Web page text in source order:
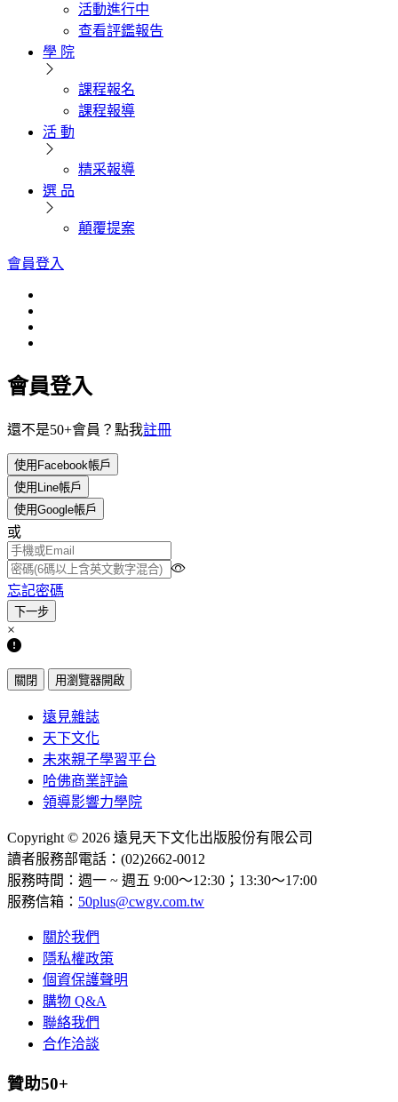
活動進行中
查看評鑑報告
學 院
課程報名
課程報導
活 動
精采報導
選 品
顛覆提案
會員登入
會員登入
還不是50+會員？點我註冊
使用Facebook帳戶
使用Line帳戶
使用Google帳戶
或
忘記密碼
×
關閉 用瀏覽器開啟
遠見雜誌
天下文化
未來親子學習平台
哈佛商業評論
領導影響力學院
Copyright © 2026 遠見天下文化出版股份有限公司
讀者服務部電話：(02)2662-0012
服務時間：週一 ~ 週五 9:00～12:30；13:30～17:00
服務信箱： 50plus@cwgv.com.tw
關於我們
隱私權政策
個資保護聲明
購物 Q&A
聯絡我們
合作洽談
贊助50+